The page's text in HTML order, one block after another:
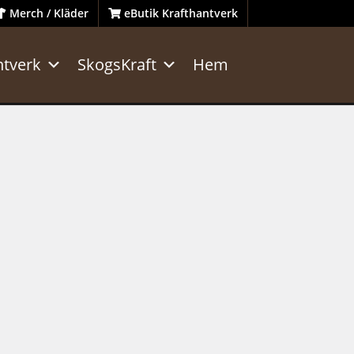
Merch / Kläder eButik Krafthantverk
SkogsKraft Hem